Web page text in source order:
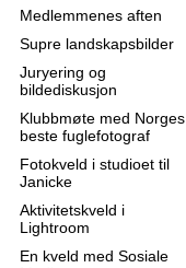
Medlemmenes aften
Supre landskapsbilder
Juryering og
bildediskusjon
Klubbmøte med Norges
beste fuglefotograf
Fotokveld i studioet til
Janicke
Aktivitetskveld i
Lightroom
En kveld med Sosiale